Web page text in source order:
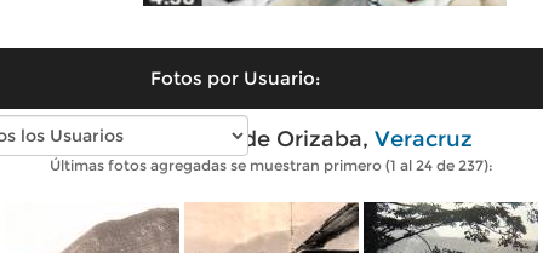
Fotos por Usuario:
Fotos antiguas de Orizaba, Veracruz
Últimas fotos agregadas se muestran primero (1 al 24 de 237):